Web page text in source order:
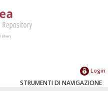
Login
STRUMENTI DI NAVIGAZIONE